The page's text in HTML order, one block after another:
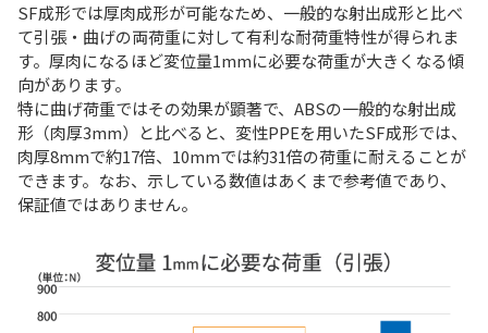
SF成形では厚肉成形が可能なため、一般的な射出成形と比べ
て引張・曲げの両荷重に対して有利な耐荷重特性が得られま
す。厚肉になるほど変位量1mmに必要な荷重が大きくなる傾
向があります。
特に曲げ荷重ではその効果が顕著で、ABSの一般的な射出成
形（肉厚3mm）と比べると、変性PPEを用いたSF成形では、
肉厚8mmで約17倍、10mmでは約31倍の荷重に耐えることが
できます。なお、示している数値はあくまで参考値であり、
保証値ではありません。